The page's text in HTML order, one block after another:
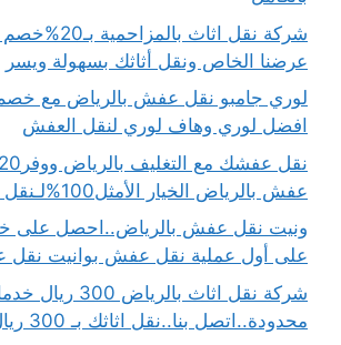
شركة نقل اثاث
عرضنا الخاص ونقل أثاثك بسهولة ويسر
افضل لوري وهاف لوري لنقل العفش
عفش بالرياض الخيار الأمثل100%لـنقل وتغليف العفش
على أول عملية نقل عفش بوانيت
شركة نقل اثاث بالرياض 300
محدودة..اتصل بنا..نقل اثاثك بـ 300 ريال فقط